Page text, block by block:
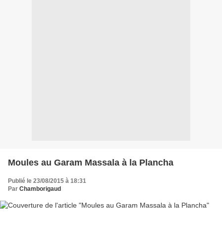
Moules au Garam Massala à la Plancha
Publié le 23/08/2015 à 18:31
Par Chamborigaud